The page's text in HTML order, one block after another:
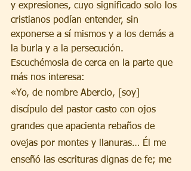
y expresiones, cuyo significado solo los
cristianos podían entender, sin
exponerse a sí mismos y a los demás a
la burla y a la persecución.
Escuchémosla de cerca en la parte que
más nos interesa:
«Yo, de nombre Abercio, [soy]
discípulo del pastor casto con ojos
grandes que apacienta rebaños de
ovejas por montes y llanuras… Él me
enseñó las escrituras dignas de fe; me